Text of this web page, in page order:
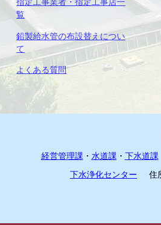
指定工事業者・指定工事店一
覧
鉛製給水管の布設替えについ
て
よくある質問
経営管理課・ 水道課・ 下水道課
下水浄化センター
住